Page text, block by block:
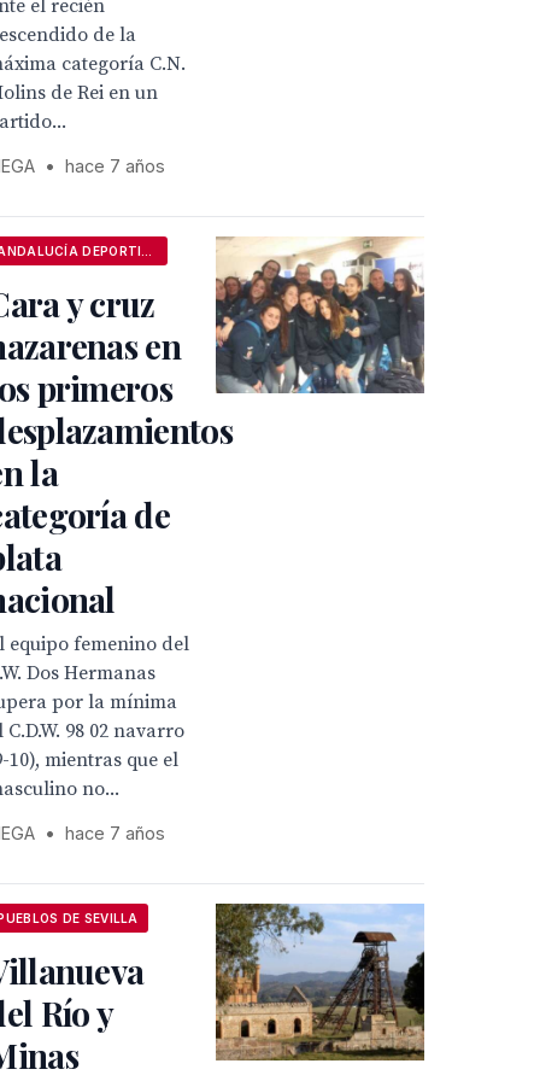
el recién
de la
categoría C.N.
de Rei en un
• hace 7 años
y cruz
en
primeros
la
de
equipo femenino del
Dos Hermanas
por la mínima
C.D.W. 98 02 navarro
10), mientras que el
no...
• hace 7 años
DE SEVILLA
Río y